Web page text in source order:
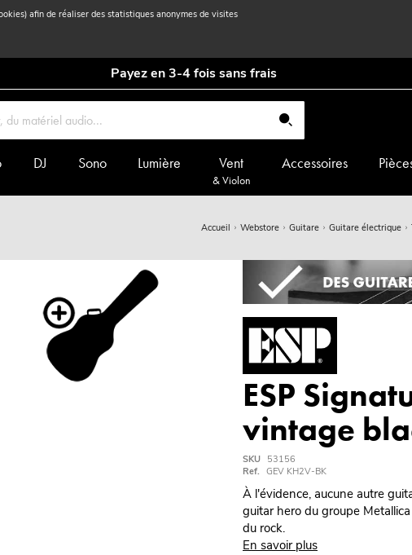
afin de réaliser des statistiques anonymes de visites
Payez en 3-4 fois sans frais
DJ Sono Lumière Vent
& Violon
Accessoires
Accueil Webstore Guitare Guitare électrique
ESP
vintage
SKU 53156
Ref. GEV KH2V-BK
À l'évidence, aucune autre
guitar hero du groupe
du rock.
En savoir plus